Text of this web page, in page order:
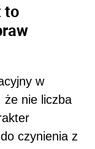
to
w
że nie liczba
czynienia z